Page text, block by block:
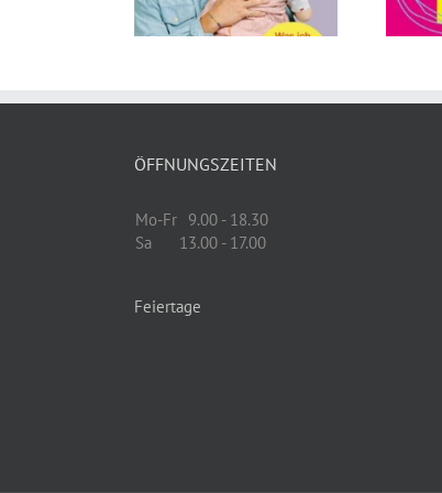
von Tillman Prüfer
ÖFFNUNGSZEITEN
Mo-Fr 9.00 - 18.30
Sa
13.00 - 17.00
Feiertage